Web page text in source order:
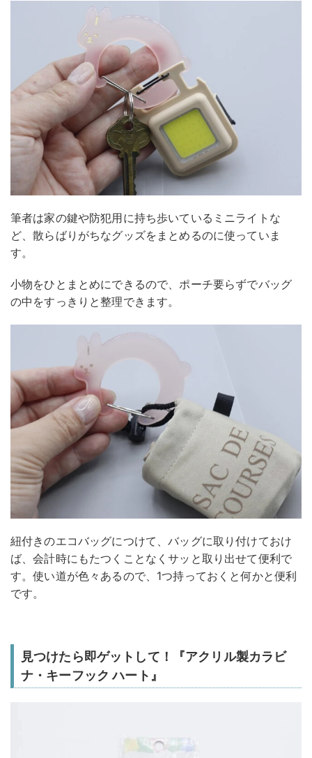
筆者は家の鍵や防犯用に持ち歩いているミニライトな
ど、散らばりがちなグッズをまとめるのに使っていま
す。
小物をひとまとめにできるので、ポーチ要らずでバッグ
の中をすっきりと整理できます。
紐付きのエコバッグにつけて、バッグに取り付けておけ
ば、会計時にもたつくことなくサッと取り出せて便利で
す。使い道が色々あるので、1つ持っておくと何かと便利
です。
見つけたら即ゲットして！『アクリル製カラビ
ナ・キーフック ハート』